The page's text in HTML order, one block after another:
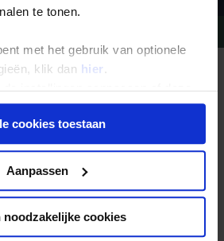
te tonen.
met het gebruik van optionele
klik dan hier .
instellingen aanpassen of deze
elk gewenst moment voor de
cookies toestaan
Aanpassen
noodzakelijke cookies
AAP
Aap?
aanvragen